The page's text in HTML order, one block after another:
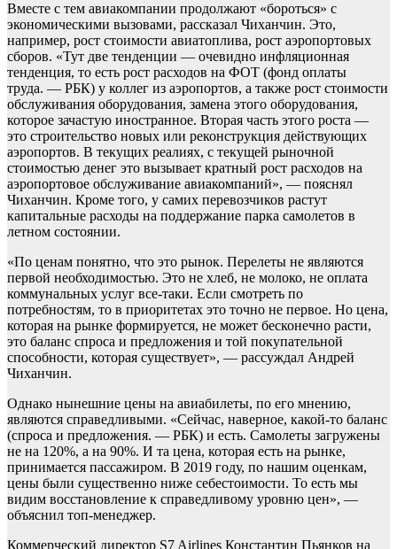
Вместе с тем авиакомпании продолжают «бороться» с
экономическими вызовами, рассказал Чиханчин. Это,
например, рост стоимости авиатоплива, рост аэропортовых
сборов. «Тут две тенденции — очевидно инфляционная
тенденция, то есть рост расходов на ФОТ (фонд оплаты
труда. — РБК) у коллег из аэропортов, а также рост стоимости
обслуживания оборудования, замена этого оборудования,
которое зачастую иностранное. Вторая часть этого роста —
это строительство новых или реконструкция действующих
аэропортов. В текущих реалиях, с текущей рыночной
стоимостью денег это вызывает кратный рост расходов на
аэропортовое обслуживание авиакомпаний», — пояснял
Чиханчин. Кроме того, у самих перевозчиков растут
капитальные расходы на поддержание парка самолетов в
летном состоянии.
«По ценам понятно, что это рынок. Перелеты не являются
первой необходимостью. Это не хлеб, не молоко, не оплата
коммунальных услуг все-таки. Если смотреть по
потребностям, то в приоритетах это точно не первое. Но цена,
которая на рынке формируется, не может бесконечно расти,
это баланс спроса и предложения и той покупательной
способности, которая существует», — рассуждал Андрей
Чиханчин.
Однако нынешние цены на авиабилеты, по его мнению,
являются справедливыми. «Сейчас, наверное, какой-то баланс
(спроса и предложения. — РБК) и есть. Самолеты загружены
не на 120%, а на 90%. И та цена, которая есть на рынке,
принимается пассажиром. В 2019 году, по нашим оценкам,
цены были существенно ниже себестоимости. То есть мы
видим восстановление к справедливому уровню цен», —
объяснил топ-менеджер.
Коммерческий директор S7 Airlines Константин Пьянков на